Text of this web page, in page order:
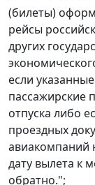
(билеты)
рейсы
других
если
пассажирские
отпуска либо
проездных
авиакомпаний
дату вылета к
обратно.";